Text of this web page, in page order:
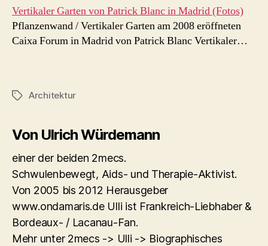
Vertikaler Garten von Patrick Blanc in Madrid (Fotos)
Pflanzenwand / Vertikaler Garten am 2008 eröffneten
Caixa Forum in Madrid von Patrick Blanc Vertikaler…
Schlagwörter
Architektur
Von Ulrich Würdemann
einer der beiden 2mecs.
Schwulenbewegt, Aids- und Therapie-Aktivist.
Von 2005 bis 2012 Herausgeber
www.ondamaris.de Ulli ist Frankreich-Liebhaber &
Bordeaux- / Lacanau-Fan.
Mehr unter 2mecs -> Ulli -> Biographisches